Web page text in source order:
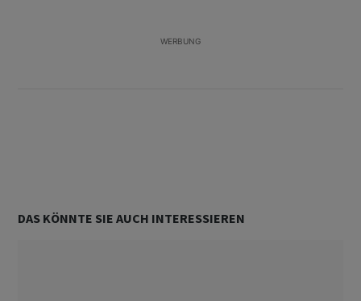
WERBUNG
DAS KÖNNTE SIE AUCH INTERESSIEREN